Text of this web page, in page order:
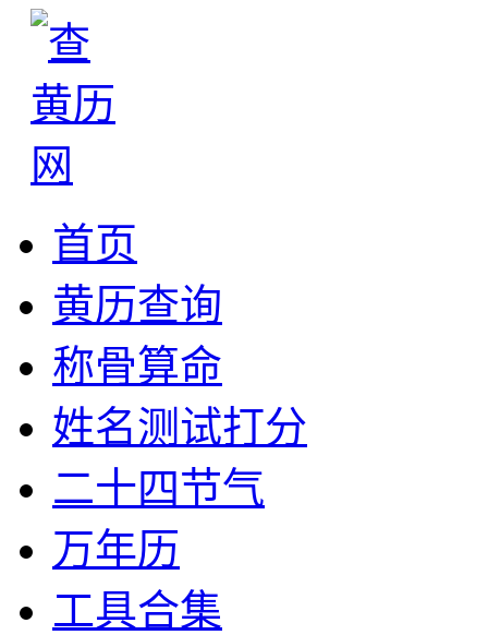
首页
黄历查询
称骨算命
姓名测试打分
二十四节气
万年历
工具合集